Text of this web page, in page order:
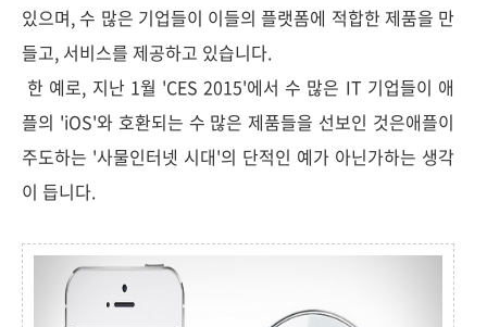
있으며, 수 많은 기업들이 이들의 플랫폼에 적합한 제품을 만
들고, 서비스를 제공하고 있습니다.
한 예로, 지난 1월 'CES 2015'에서 수 많은 IT 기업들이 애
플의 'iOS'와 호환되는 수 많은 제품들을 선보인 것은애플이
주도하는 '사물인터넷 시대'의 단적인 예가 아닌가하는 생각
이 듭니다.